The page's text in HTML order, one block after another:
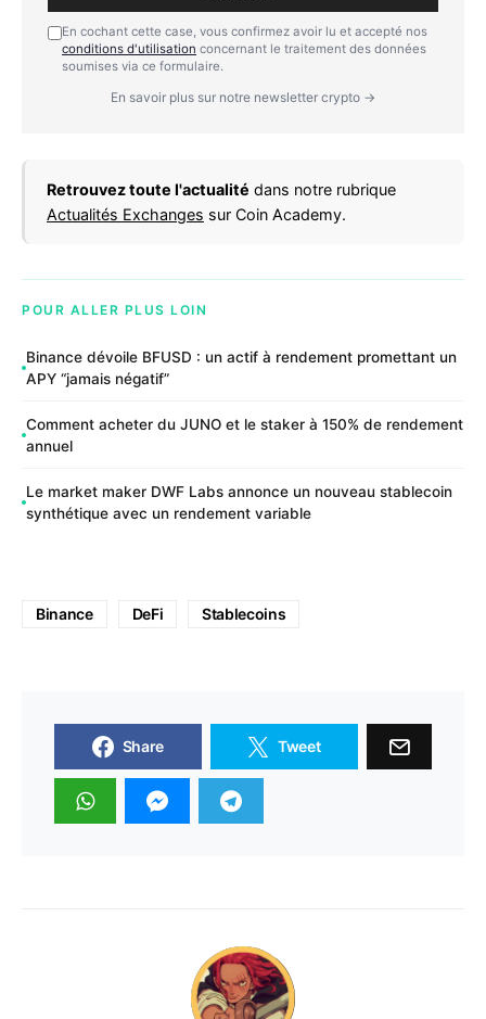
En cochant cette case, vous confirmez avoir lu et accepté nos
conditions d'utilisation concernant le traitement des données
soumises via ce formulaire.
En savoir plus sur notre newsletter crypto →
Retrouvez toute l'actualité dans notre rubrique
Actualités Exchanges sur Coin Academy.
POUR ALLER PLUS LOIN
Binance dévoile BFUSD : un actif à rendement promettant un
APY “jamais négatif”
Comment acheter du JUNO et le staker à 150% de rendement
annuel
Le market maker DWF Labs annonce un nouveau stablecoin
synthétique avec un rendement variable
Binance DeFi Stablecoins
Share Tweet